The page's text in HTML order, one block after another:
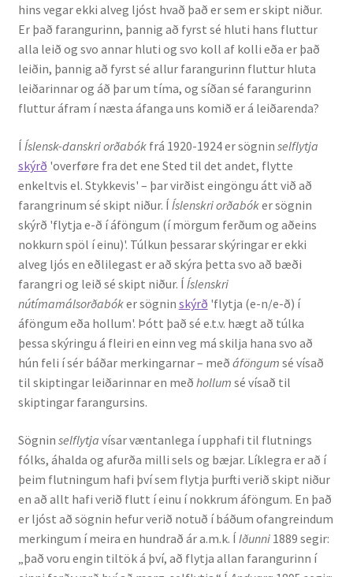
Yfirlit um kennslu
Stjórnun
Innan Háskólans
Samstarfsverkefni
Styrkir og verðlaun
Utan Háskólans
Verkefnisstjórn
Þjónusta
Rannsóknir
Máltækni
Orðalyklar og orðafar
Orðhlutafræði
Samtímasetningafræði
hins vegar ekki alveg ljóst hvað það er sem er skipt niður.
Er það farangurinn, þannig að fyrst sé hluti hans fluttur
alla leið og svo annar hluti og svo koll af kolli eða er það
leiðin, þannig að fyrst sé allur farangurinn fluttur hluta
leiðarinnar og áð þar um tíma, og síðan sé farangurinn
fluttur áfram í næsta áfanga uns komið er á leiðarenda?
Í Íslensk-danskri orðabók frá 1920-1924 er sögnin selflytja
skýrð 'overføre fra det ene Sted til det andet, flytte
enkeltvis el. Stykkevis' – þar virðist eingöngu átt við að
farangrinum sé skipt niður. Í Íslenskri orðabóker sögnin
skýrð 'flytja e-ð í áföngum (í mörgum ferðum og aðeins
nokkurn spöl í einu)'. Túlkun þessarar skýringar er ekki
alveg ljós en eðlilegast er að skýra þetta svo að bæði
farangri og leið sé skipt niður. Í Íslenskri
nútímamálsorðabóker sögnin skýrð 'flytja (e-n/e-ð) í
áföngum eða hollum'. Þótt það sé e.t.v. hægt að túlka
þessa skýringu á fleiri en einn veg má skilja hana svo að
hún feli í sér báðar merkingarnar – með áföngum sé vísað
til skiptingar leiðarinnar en með hollum sé vísað til
skiptingar farangursins.
Sögnin selflytja vísar væntanlega í upphafi til flutnings
fólks, áhalda og afurða milli sels og bæjar. Líklegra er að í
þeim flutningum hafi því sem flytja þurfti verið skipt niður
en að allt hafi verið flutt í einu í nokkrum áföngum. En það
er ljóst að sögnin hefur verið notuð í báðum ofangreindum
merkingum í meira en hundrað ár a.m.k. Í Iðunni 1889 segir:
„það voru engin tiltök á því, að flytja allan farangurinn í